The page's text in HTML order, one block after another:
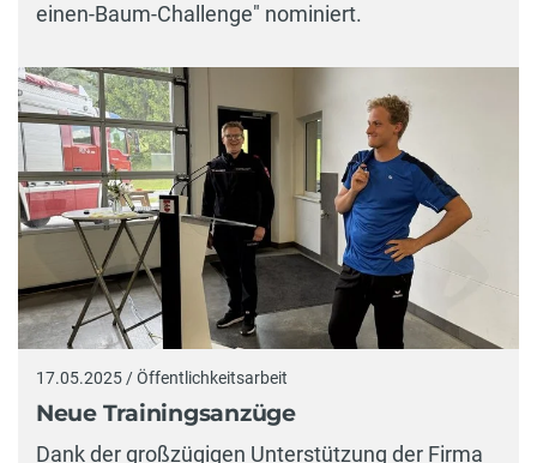
einen-Baum-Challenge" nominiert.
17.05.2025 / Öffentlichkeitsarbeit
Neue Trainingsanzüge
Dank der großzügigen Unterstützung der Firma